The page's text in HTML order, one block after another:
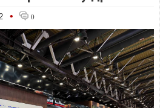
• 0